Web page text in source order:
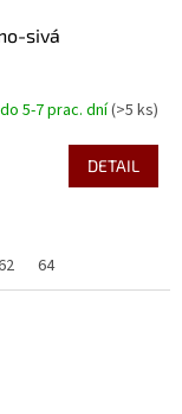
sivá
5-7 prac. dní(>5 ks)
DETAIL
64